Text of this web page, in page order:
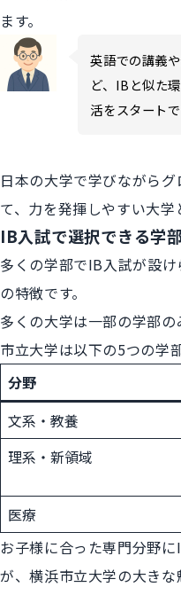
ます。
英語での講義
ど、IBと似た
活をスタート
日本の大学で学びながら
て、力を発揮しやすい大学
IB入試で選択できる学
多くの学部でIB入試が設
の特徴です。
多くの大学は一部の学部
市立大学は以下の5つの学
分野
文系・教養
理系・新領域
医療
お子様に合った専門分野
が、横浜市立大学の大きな